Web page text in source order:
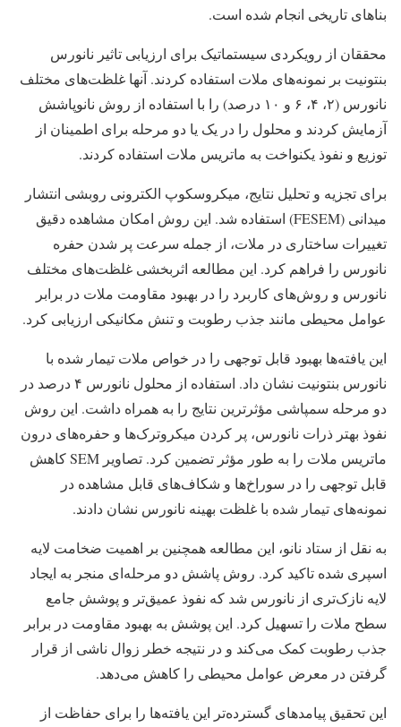
بناهای تاریخی انجام شده است.
محققان از رویکردی سیستماتیک برای ارزیابی تاثیر نانورس
بنتونیت بر نمونه‌های ملات استفاده کردند. آنها غلظت‌های مختلف
نانورس (۲، ۴، ۶ و ۱۰ درصد) را با استفاده از روش نانوپاشش
آزمایش کردند و محلول را در یک یا دو مرحله برای اطمینان از
توزیع و نفوذ یکنواخت به ماتریس ملات استفاده کردند.
برای تجزیه و تحلیل نتایج، میکروسکوپ الکترونی روبشی انتشار
میدانی (FESEM) استفاده شد. این روش امکان مشاهده دقیق
تغییرات ساختاری در ملات، از جمله سرعت پر شدن حفره
نانورس را فراهم کرد. این مطالعه اثربخشی غلظت‌های مختلف
نانورس و روش‌های کاربرد را در بهبود مقاومت ملات در برابر
عوامل محیطی مانند جذب رطوبت و تنش مکانیکی ارزیابی کرد.
این یافته‌ها بهبود قابل توجهی را در خواص ملات تیمار شده با
نانورس بنتونیت نشان داد. استفاده از محلول نانورس ۴ درصد در
دو مرحله سمپاشی مؤثرترین نتایج را به همراه داشت. این روش
نفوذ بهتر ذرات نانورس، پر کردن میکروترک‌ها و حفره‌های درون
ماتریس ملات را به طور مؤثر تضمین کرد. تصاویر SEM کاهش
قابل توجهی را در سوراخ‌ها و شکاف‌های قابل مشاهده در
نمونه‌های تیمار شده با غلظت بهینه نانورس نشان دادند.
به نقل از ستاد نانو، این مطالعه همچنین بر اهمیت ضخامت لایه
اسپری شده تاکید کرد. روش پاشش دو مرحله‌ای منجر به ایجاد
لایه نازک‌تری از نانورس شد که نفوذ عمیق‌تر و پوشش جامع
سطح ملات را تسهیل کرد. این پوشش به بهبود مقاومت در برابر
جذب رطوبت کمک می‌کند و در نتیجه خطر زوال ناشی از قرار
گرفتن در معرض عوامل محیطی را کاهش می‌دهد.
این تحقیق پیامدهای گسترده‌تر این یافته‌ها را برای حفاظت از